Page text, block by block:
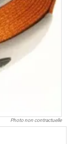
Photo non contractuelle